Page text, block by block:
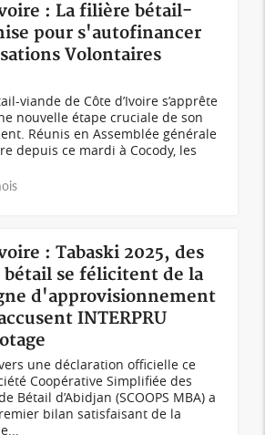
: La filière bétail-
pour s'autofinancer
Volontaires
viande de Côte d’Ivoire s’apprête
nouvelle étape cruciale de son
Réunis en Assemblée générale
depuis ce mardi à Cocody, les
: Tabaski 2025, des
bétail se félicitent de la
d'approvisionnement
INTERPRU
une déclaration officielle ce
Coopérative Simplifiée des
Bétail d’Abidjan (SCOOPS MBA) a
bilan satisfaisant de la